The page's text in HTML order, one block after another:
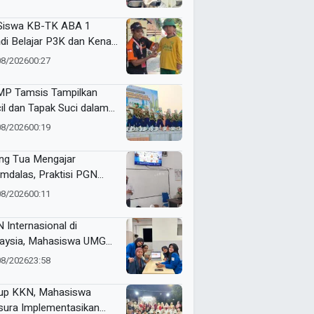
KB-TK ABA 1
Belajar P3K dan Kenali
Lewat Ambulance
202600:27
Tamsis Tampilkan
dan Tapak Suci dalam
One Event di
202600:19
Tua Mengajar
Praktisi PGN
Kenalkan Dunia
202600:11
Internasional di
Mahasiswa UMG
Website
202623:58
KKN, Mahasiswa
Implementasikan